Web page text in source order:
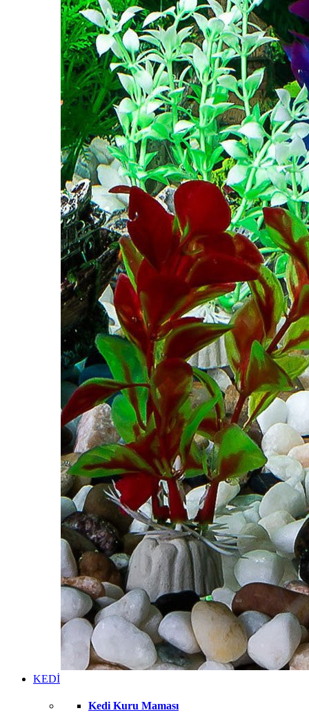
KEDİ
Kedi Kuru Maması